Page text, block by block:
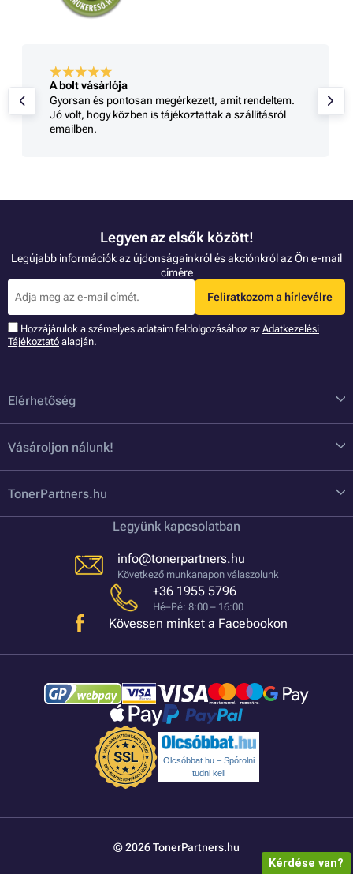
A bolt vásárlója
Gyorsan és pontosan megérkezett, amit rendeltem.
Jó volt, hogy közben is tájékoztattak a szállításról
emailben.
Legyen az elsők között!
Legújabb információk az újdonságainkról és akciónkról az Ön e-mail
címére
Feliratkozom a hírlevélre
Hozzájárulok a szémelyes adataim feldolgozásához az Adatkezelési
Tájékoztató alapján.
Elérhetőség
Vásároljon nálunk!
TonerPartners.hu
Legyünk kapcsolatban
info@tonerpartners.hu
Következő munkanapon válaszolunk
+36 1955 5796
Hé–Pé: 8:00 – 16:00
Kövessen minket a Facebookon
Olcsóbbat.hu – Spórolni
tudni kell
© 2026 TonerPartners.hu
Kérdése van?